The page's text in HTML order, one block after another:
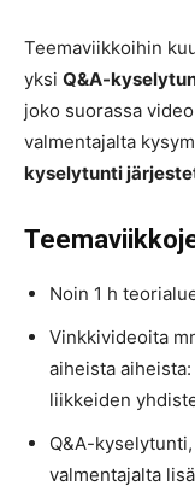
Teemaviikkoihin
yksi Q&A-
joko suorassa
valmentajalta
kyselytunti
Noin 1 h
Vinkkivideoita
aiheista
liikkeiden
Q&A-
valmentajalta